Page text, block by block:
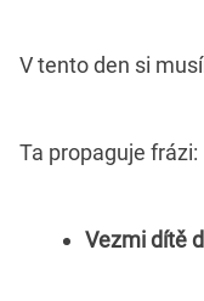
V tento den si
Ta propaguje frázi:
Vezmi dítě